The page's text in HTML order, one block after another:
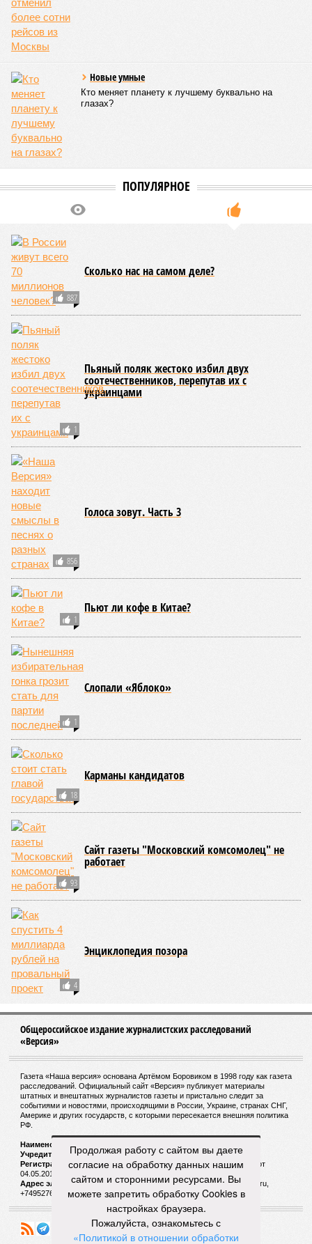
Новые умные
Кто меняет планету к лучшему буквально на
глазах?
ПОПУЛЯРНОЕ
887
Сколько нас на самом деле?
1
Пьяный поляк жестоко избил двух
соотечественников, перепутав их с
украинцами
856
Голоса зовут. Часть 3
1
Пьют ли кофе в Китае?
1
Слопали «Яблоко»
18
Карманы кандидатов
93
Сайт газеты "Московский комсомолец" не
работает
4
Энциклопедия позора
Общероссийское издание журналистских расследований
«Версия»
Газета «Наша версия» основана Артёмом Боровиком в 1998 году как газета
расследований. Официальный сайт «Версия» публикует материалы
штатных и внештатных журналистов газеты и пристально следит за
событиями и новостями, происходящими в России, Украине, странах СНГ,
Америке и других государств, с которыми пересекается внешняя политика
РФ.
Наименование:
Учредитель:
ООО «Версия»,Главный редактор:Горевой Р. Г.
Регистрационный номер Роскомнадзора:ЭЛ № ФС 77 - 72681 от
04.05.2018 г.
Адрес электронной почты и телефон редакции:versia@versia.ru,
+74952760348
Продолжая работу с сайтом вы даете
согласие на обработку данных нашим
сайтом и сторонними ресурсами. Вы
можете запретить обработку Cookies в
настройках браузера.
Пожалуйста, ознакомьтесь с
«Политикой в отношении обработки